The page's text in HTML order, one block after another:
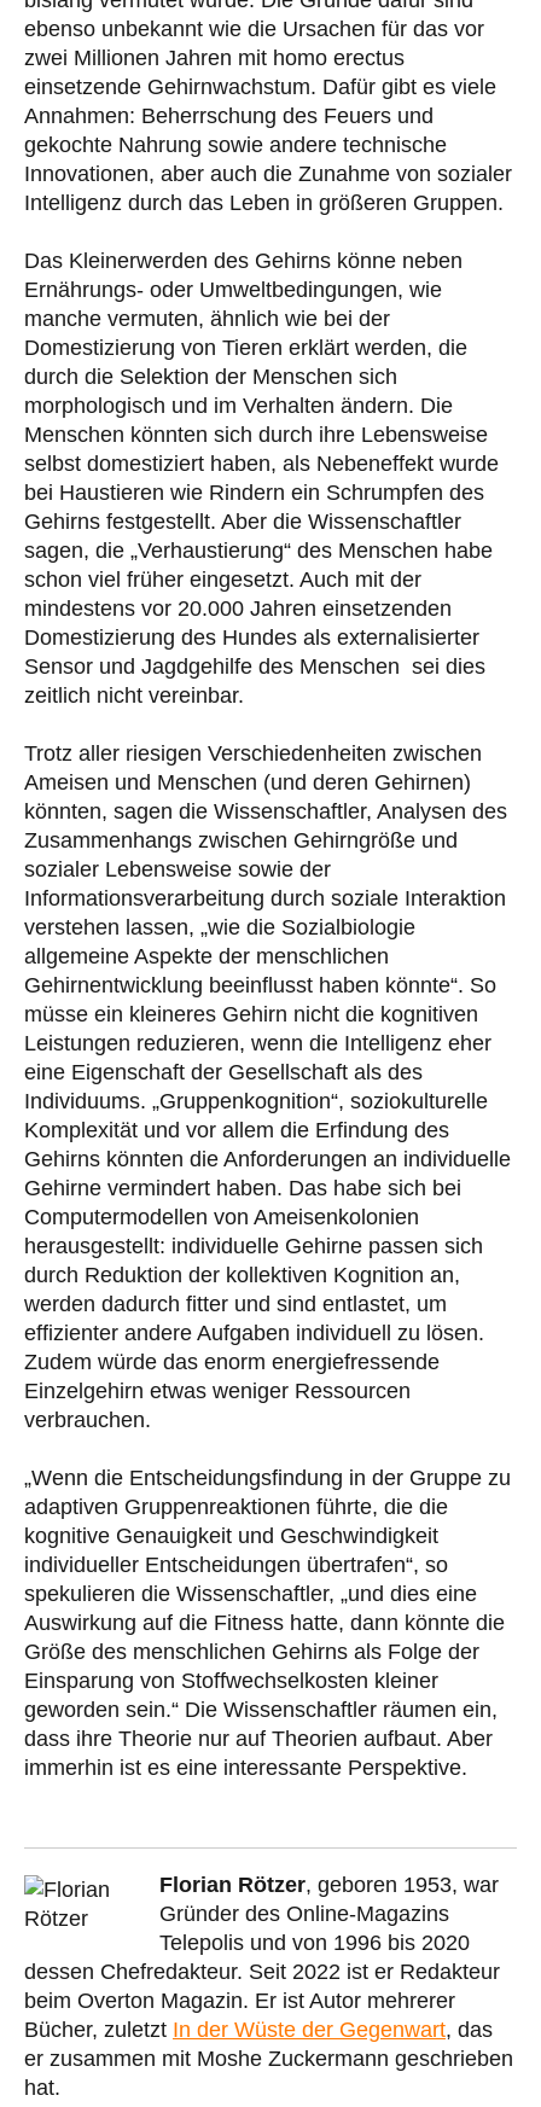
ebenso unbekannt wie die Ursachen für das vor
zwei Millionen Jahren mit homo erectus
einsetzende Gehirnwachstum. Dafür gibt es viele
Annahmen: Beherrschung des Feuers und
gekochte Nahrung sowie andere technische
Innovationen, aber auch die Zunahme von sozialer
Intelligenz durch das Leben in größeren Gruppen.
Das Kleinerwerden des Gehirns könne neben
Ernährungs- oder Umweltbedingungen, wie
manche vermuten, ähnlich wie bei der
Domestizierung von Tieren erklärt werden, die
durch die Selektion der Menschen sich
morphologisch und im Verhalten ändern. Die
Menschen könnten sich durch ihre Lebensweise
selbst domestiziert haben, als Nebeneffekt wurde
bei Haustieren wie Rindern ein Schrumpfen des
Gehirns festgestellt. Aber die Wissenschaftler
sagen, die „Verhaustierung“ des Menschen habe
schon viel früher eingesetzt. Auch mit der
mindestens vor 20.000 Jahren einsetzenden
Domestizierung des Hundes als externalisierter
Sensor und Jagdgehilfe des Menschen sei dies
zeitlich nicht vereinbar.
Trotz aller riesigen Verschiedenheiten zwischen
Ameisen und Menschen (und deren Gehirnen)
könnten, sagen die Wissenschaftler, Analysen des
Zusammenhangs zwischen Gehirngröße und
sozialer Lebensweise sowie der
Informationsverarbeitung durch soziale Interaktion
verstehen lassen, „wie die Sozialbiologie
allgemeine Aspekte der menschlichen
Gehirnentwicklung beeinflusst haben könnte“. So
müsse ein kleineres Gehirn nicht die kognitiven
Leistungen reduzieren, wenn die Intelligenz eher
eine Eigenschaft der Gesellschaft als des
Individuums. „Gruppenkognition“, soziokulturelle
Komplexität und vor allem die Erfindung des
Gehirns könnten die Anforderungen an individuelle
Gehirne vermindert haben. Das habe sich bei
Computermodellen von Ameisenkolonien
herausgestellt: individuelle Gehirne passen sich
durch Reduktion der kollektiven Kognition an,
werden dadurch fitter und sind entlastet, um
effizienter andere Aufgaben individuell zu lösen.
Zudem würde das enorm energiefressende
Einzelgehirn etwas weniger Ressourcen
verbrauchen.
„Wenn die Entscheidungsfindung in der Gruppe zu
adaptiven Gruppenreaktionen führte, die die
kognitive Genauigkeit und Geschwindigkeit
individueller Entscheidungen übertrafen“, so
spekulieren die Wissenschaftler, „und dies eine
Auswirkung auf die Fitness hatte, dann könnte die
Größe des menschlichen Gehirns als Folge der
Einsparung von Stoffwechselkosten kleiner
geworden sein.“ Die Wissenschaftler räumen ein,
dass ihre Theorie nur auf Theorien aufbaut. Aber
immerhin ist es eine interessante Perspektive.
Florian Rötzer, geboren 1953, war
Gründer des Online-Magazins
Telepolis und von 1996 bis 2020
dessen Chefredakteur. Seit 2022 ist er Redakteur
beim Overton Magazin. Er ist Autor mehrerer
Bücher, zuletzt In der Wüste der Gegenwart, das
er zusammen mit Moshe Zuckermann geschrieben
hat.